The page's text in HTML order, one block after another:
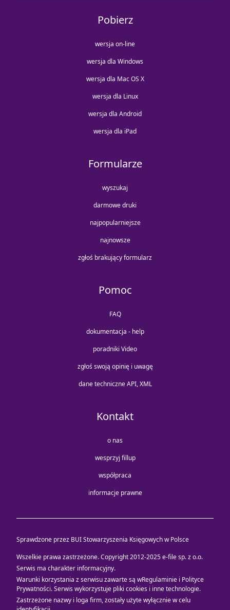
Pobierz
wersja on-line
wersja dla Windows
wersja dla Mac OS X
wersja dla Linux
wersja dla Android
wersja dla iPad
Formularze
wyszukaj
darmowe druki
najpopularniejsze
najnowsze
zgłoś brakujący formularz
Pomoc
FAQ
dokumentacja - help
poradniki Video
zgłoś swoją opinię i uwagę
dane techniczne API, XML
Kontakt
o nas
wesprzyj fillup
współpraca
informacje prawne
Sprawdzone przez BUI Stowarzyszenia Księgowych w Polsce
Wszelkie prawa zastrzeżone. Copyright 2012-2025e-file sp. z o.o.
Serwis ma charakter informacyjny.
Warunki korzystania z serwisu zawarte są wRegulaminie i Polityce
Prywatności. Serwis wykorzystuje pliki cookies i inne technologie.
Zastrzeżone nazwy i loga firm, zostały użyte wyłącznie w celu